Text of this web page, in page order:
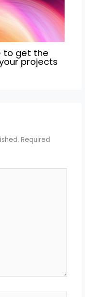
to get the
projects
Required